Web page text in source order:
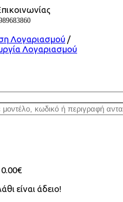
Λογαριασμού /
Λογαριασμού
0.00€
είναι άδειο!